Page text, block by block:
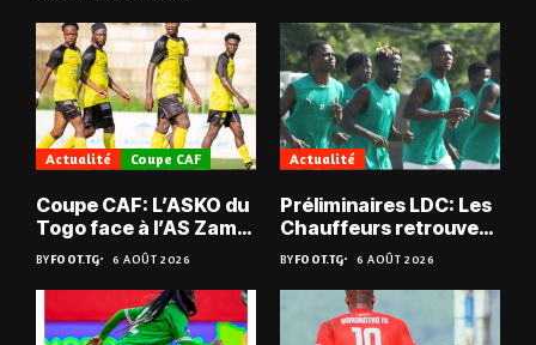
Actualité Coupe CAF
Coupe CAF: L’ASKO du
Togo face à l’AS Zam
du Niger
BYFOOT.TG 6 AOÛT 2026
Actualité
Préliminaires LDC: Les
Chauffeurs retrouvent
les Mimos
BYFOOT.TG 6 AOÛT 2026